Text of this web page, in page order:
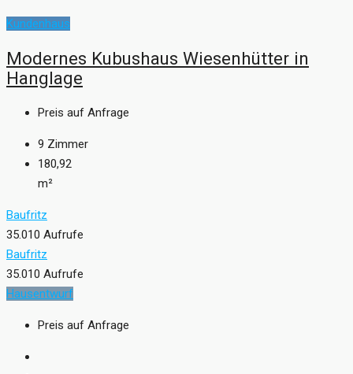
Kundenhaus
Modernes Kubushaus Wiesenhütter in
Hanglage
Preis auf Anfrage
9 Zimmer
180,92
m²
Baufritz
35.010 Aufrufe
Baufritz
35.010 Aufrufe
Hausentwurf
Preis auf Anfrage